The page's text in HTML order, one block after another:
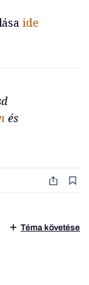
ide
és
Téma követése